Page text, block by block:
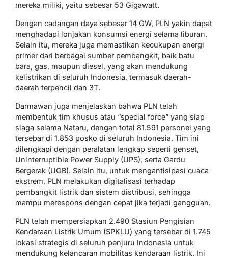
mereka miliki, yaitu sebesar 53 Gigawatt.
Dengan cadangan daya sebesar 14 GW, PLN yakin dapat
menghadapi lonjakan konsumsi energi selama liburan.
Selain itu, mereka juga memastikan kecukupan energi
primer dari berbagai sumber pembangkit, baik batu
bara, gas, maupun diesel, yang akan mendukung
kelistrikan di seluruh Indonesia, termasuk daerah-
daerah terpencil dan 3T.
Darmawan juga menjelaskan bahwa PLN telah
membentuk tim khusus atau “special force” yang siap
siaga selama Nataru, dengan total 81.591 personel yang
tersebar di 1.853 posko di seluruh Indonesia. Tim ini
dilengkapi dengan peralatan lengkap seperti genset,
Uninterruptible Power Supply (UPS), serta Gardu
Bergerak (UGB). Selain itu, untuk mengantisipasi cuaca
ekstrem, PLN melakukan digitalisasi terhadap
pembangkit listrik dan sistem distribusi, sehingga
mampu merespons dengan cepat jika terjadi gangguan.
PLN telah mempersiapkan 2.490 Stasiun Pengisian
Kendaraan Listrik Umum (SPKLU) yang tersebar di 1.745
lokasi strategis di seluruh penjuru Indonesia untuk
mendukung kelancaran mobilitas kendaraan listrik. Ini